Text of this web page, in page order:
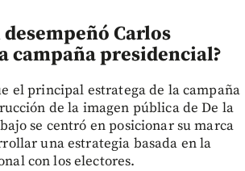
desempeñó Carlos
campaña presidencial?
el principal estratega de la campaña
de la imagen pública de De la
se centró en posicionar su marca
una estrategia basada en la
con los electores.